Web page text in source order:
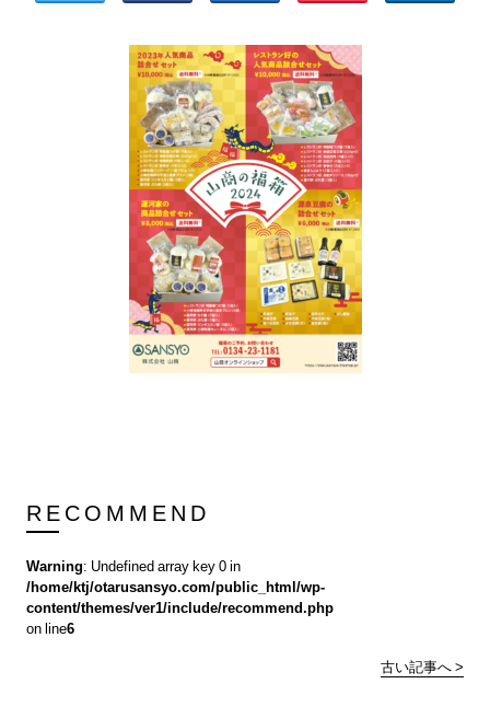
RECOMMEND
Warning: Undefined array key 0 in
/home/ktj/otarusansyo.com/public_html/wp-
content/themes/ver1/include/recommend.php
on line6
古い記事へ >